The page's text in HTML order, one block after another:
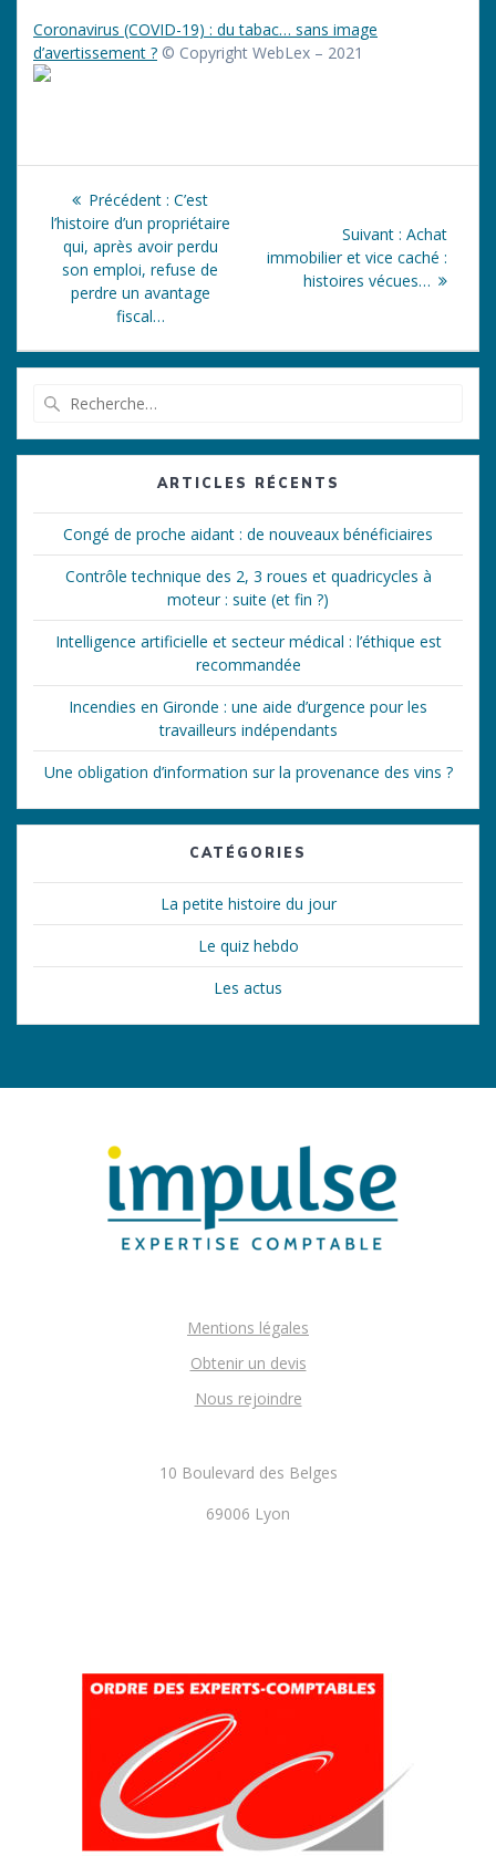
Coronavirus (COVID-19) : du tabac… sans image
d’avertissement ? © Copyright WebLex – 2021
Navigation
de
l’article
Précédent : Article
précédent
:
C’est
l’histoire d’un propriétaire
qui, après avoir perdu
son emploi, refuse de
perdre un avantage
fiscal…
Suivant : Article
suivant
:
Achat
immobilier et vice caché :
histoires vécues…
:
ARTICLES RÉCENTS
Congé de proche aidant : de nouveaux bénéficiaires
Contrôle technique des 2, 3 roues et quadricycles à
moteur : suite (et fin ?)
Intelligence artificielle et secteur médical : l’éthique est
recommandée
Incendies en Gironde : une aide d’urgence pour les
travailleurs indépendants
Une obligation d’information sur la provenance des vins ?
CATÉGORIES
La petite histoire du jour
Le quiz hebdo
Les actus
Mentions légales
Obtenir un devis
Nous rejoindre
10 Boulevard des Belges
69006 Lyon